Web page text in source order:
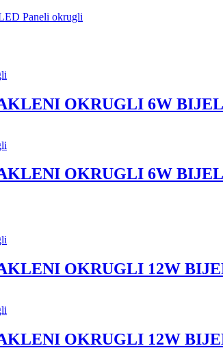
Paneli okrugli
OKRUGLI 6W
OKRUGLI 6W
OKRUGLI 12W
OKRUGLI 12W